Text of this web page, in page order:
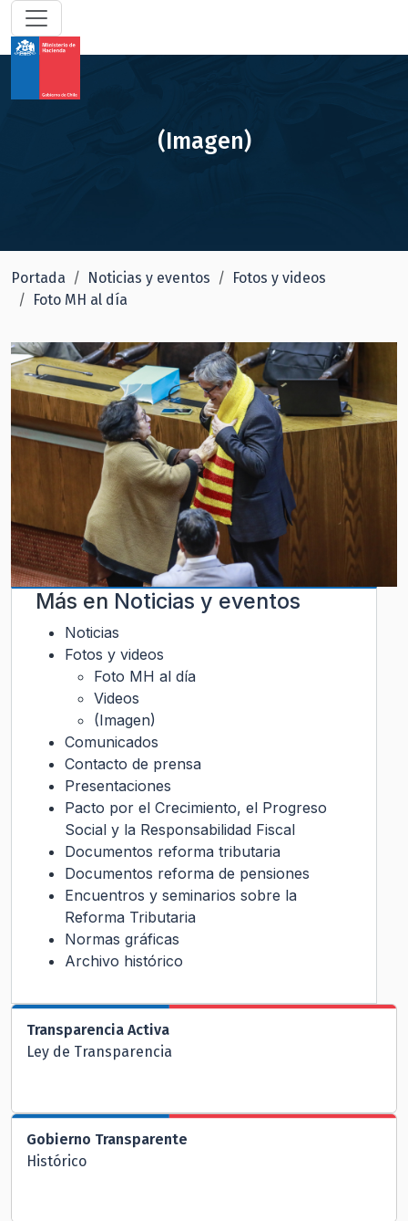
(Imagen)
Portada Noticias y eventos
Fotos y videos
Foto MH al día
Más en Noticias y eventos
Noticias
Fotos y videos
Foto MH al día
Videos
(Imagen)
Comunicados
Contacto de prensa
Presentaciones
Pacto por el Crecimiento, el Progreso
Social y la Responsabilidad Fiscal
Documentos reforma tributaria
Documentos reforma de pensiones
Encuentros y seminarios sobre la
Reforma Tributaria
Normas gráficas
Archivo histórico
Transparencia Activa
Ley de Transparencia
Gobierno Transparente
Histórico